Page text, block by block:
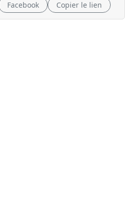
Facebook Copier le lien